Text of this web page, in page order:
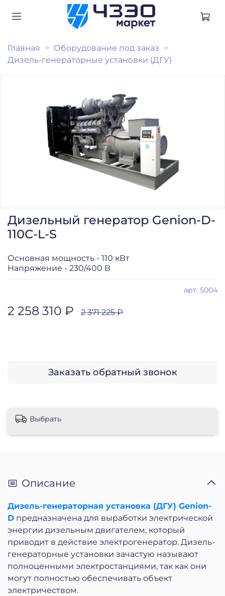
Главная
Оборудование под заказ
Дизель-генераторные установки (ДГУ)
арт. 5004
Дизельный генератор Genion-D-
110C-L-S
2 258 310 ₽ 2 371 225 ₽
Заказать обратный звонок
Основная мощность - 110 кВт
Напряжение - 230/400 В
Выбрать
Описание
Дизель-генераторная установка (ДГУ) Genion-
D предназначена для выработки электрической
энергии дизельным двигателем, который
приводит в действие электрогенератор. Дизель-
генераторные установки зачастую называют
полноценными электростанциями, так как они
могут полностью обеспечивать объект
электричеством.